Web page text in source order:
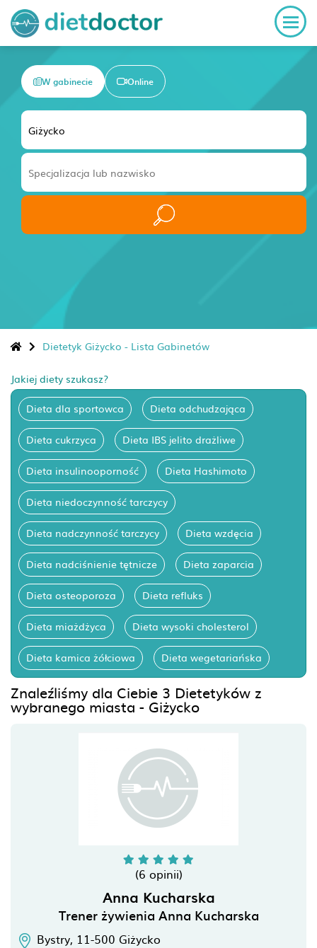
W gabinecie Online
Dietetyk Giżycko - Lista Gabinetów
Jakiej diety szukasz?
Dieta dla sportowca Dieta odchudzająca
Dieta cukrzyca Dieta IBS jelito drażliwe
Dieta insulinooporność Dieta Hashimoto
Dieta niedoczynność tarczycy
Dieta nadczynność tarczycy Dieta wzdęcia
Dieta nadciśnienie tętnicze Dieta zaparcia
Dieta osteoporoza Dieta refluks
Dieta miażdżyca Dieta wysoki cholesterol
Dieta kamica żółciowa Dieta wegetariańska
Znaleźliśmy dla Ciebie 3 Dietetyków z
wybranego miasta - Giżycko
(6 opinii)
Anna Kucharska
Trener żywienia Anna Kucharska
Bystry, 11-500 Giżycko